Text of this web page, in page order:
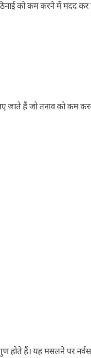
को कम करने में मदद
जाते हैं जो तनाव को कम
होते हैं। यह मसलने पर